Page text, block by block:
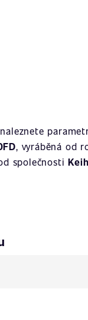
, vyráběná od
společnosti